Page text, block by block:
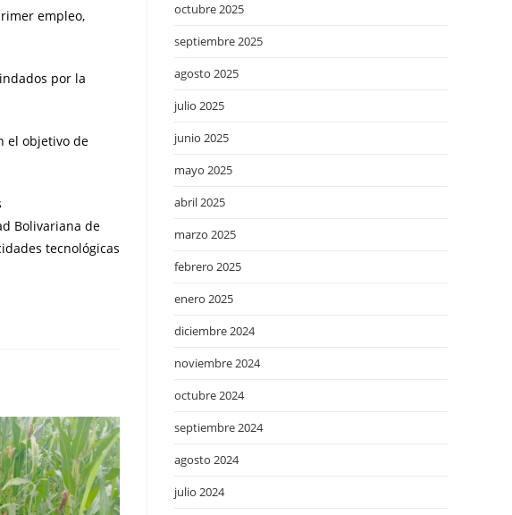
empleo,
por la
el objetivo de
Bolivariana de
tecnológicas
octubre 2025
septiembre 2025
agosto 2025
julio 2025
junio 2025
mayo 2025
abril 2025
marzo 2025
febrero 2025
enero 2025
diciembre 2024
noviembre 2024
octubre 2024
septiembre 2024
agosto 2024
julio 2024